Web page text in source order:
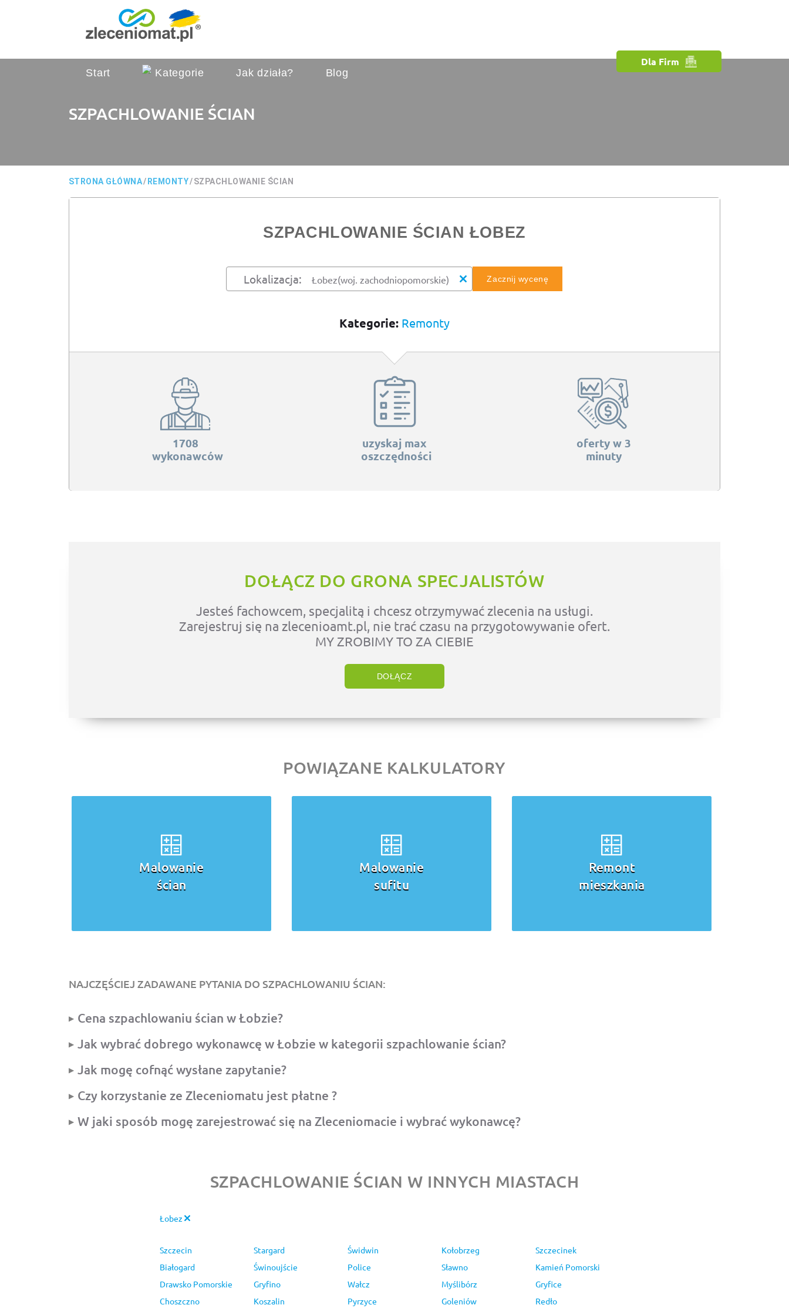
Dla Firm
Start Kategorie Jak działa? Blog
SZPACHLOWANIE ŚCIAN
STRONA GŁÓWNA/ REMONTY/SZPACHLOWANIE ŚCIAN
SZPACHLOWANIE ŚCIAN ŁOBEZ
Lokalizacja: Zacznij wycenę
Kategorie: Remonty
1708
wykonawców
uzyskaj max
oszczędności
oferty w 3
minuty
DOŁĄCZ DO GRONA SPECJALISTÓW
Jesteś fachowcem, specjalitą i chcesz otrzymywać zlecenia na usługi.
Zarejestruj się na zlecenioamt.pl, nie trać czasu na przygotowywanie ofert.
MY ZROBIMY TO ZA CIEBIE
DOŁĄCZ
POWIĄZANE KALKULATORY
Malowanie
ścian
Malowanie
sufitu
Remont
mieszkania
NAJCZĘŚCIEJ ZADAWANE PYTANIA DO SZPACHLOWANIU ŚCIAN:
Cena szpachlowaniu ścian w Łobzie?
Jak wybrać dobrego wykonawcę w Łobzie w kategorii szpachlowanie ścian?
Jak mogę cofnąć wysłane zapytanie?
Czy korzystanie ze Zleceniomatu jest płatne ?
W jaki sposób mogę zarejestrować się na Zleceniomacie i wybrać wykonawcę?
SZPACHLOWANIE ŚCIAN W INNYCH MIASTACH
Łobez
Szczecin Stargard Świdwin Kołobrzeg
Szczecinek
Białogard
Świnoujście Police Sławno
Kamień Pomorski
Drawsko Pomorskie
Gryfino Wałcz Myślibórz
Gryfice
Choszczno
Koszalin Pyrzyce Goleniów
Redło